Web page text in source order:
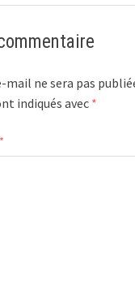
mail ne sera pas
indiqués avec *
*